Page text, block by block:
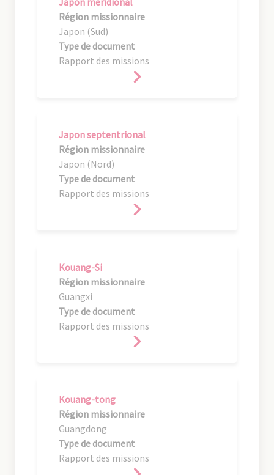
Région missionnaire
Japon (Sud)
Type de document
Rapport des missions
Japon septentrional
Région missionnaire
Japon (Nord)
Type de document
Rapport des missions
Kouang-Si
Région missionnaire
Guangxi
Type de document
Rapport des missions
Kouang-tong
Région missionnaire
Guangdong
Type de document
Rapport des missions